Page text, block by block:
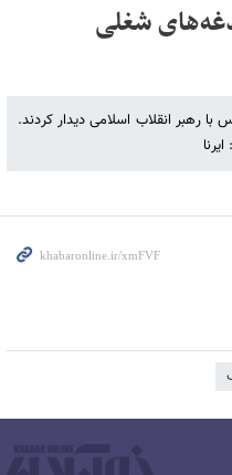
شغلی
کاروان‌های اعزامی ایران به بازی‌های المپیک و پارالمپیک ۲۰۲۴ پاریس با رهبر انقلاب اسلامی دیدار کردند.